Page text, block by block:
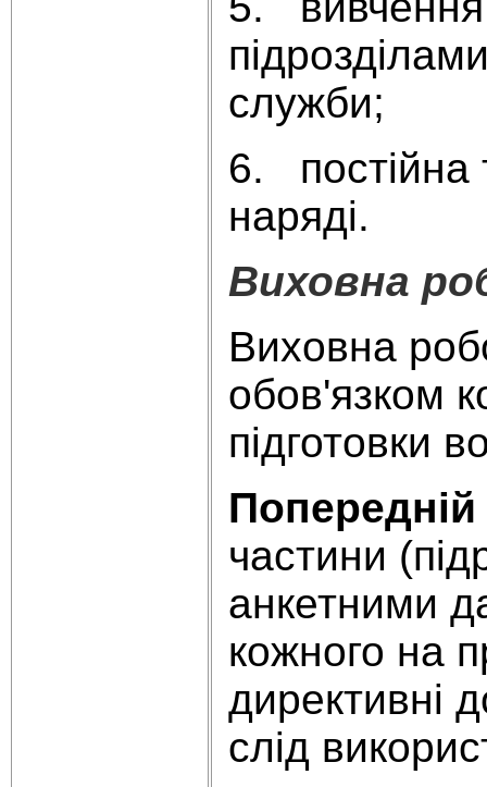
служби;
6. постійна
наряді.
Виховна
Виховна
обов'язком
підготовки
частини
анкетними
кожного на
директивні
слід